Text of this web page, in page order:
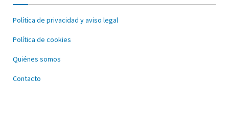
Política de privacidad y aviso legal
Política de cookies
Quiénes somos
Contacto